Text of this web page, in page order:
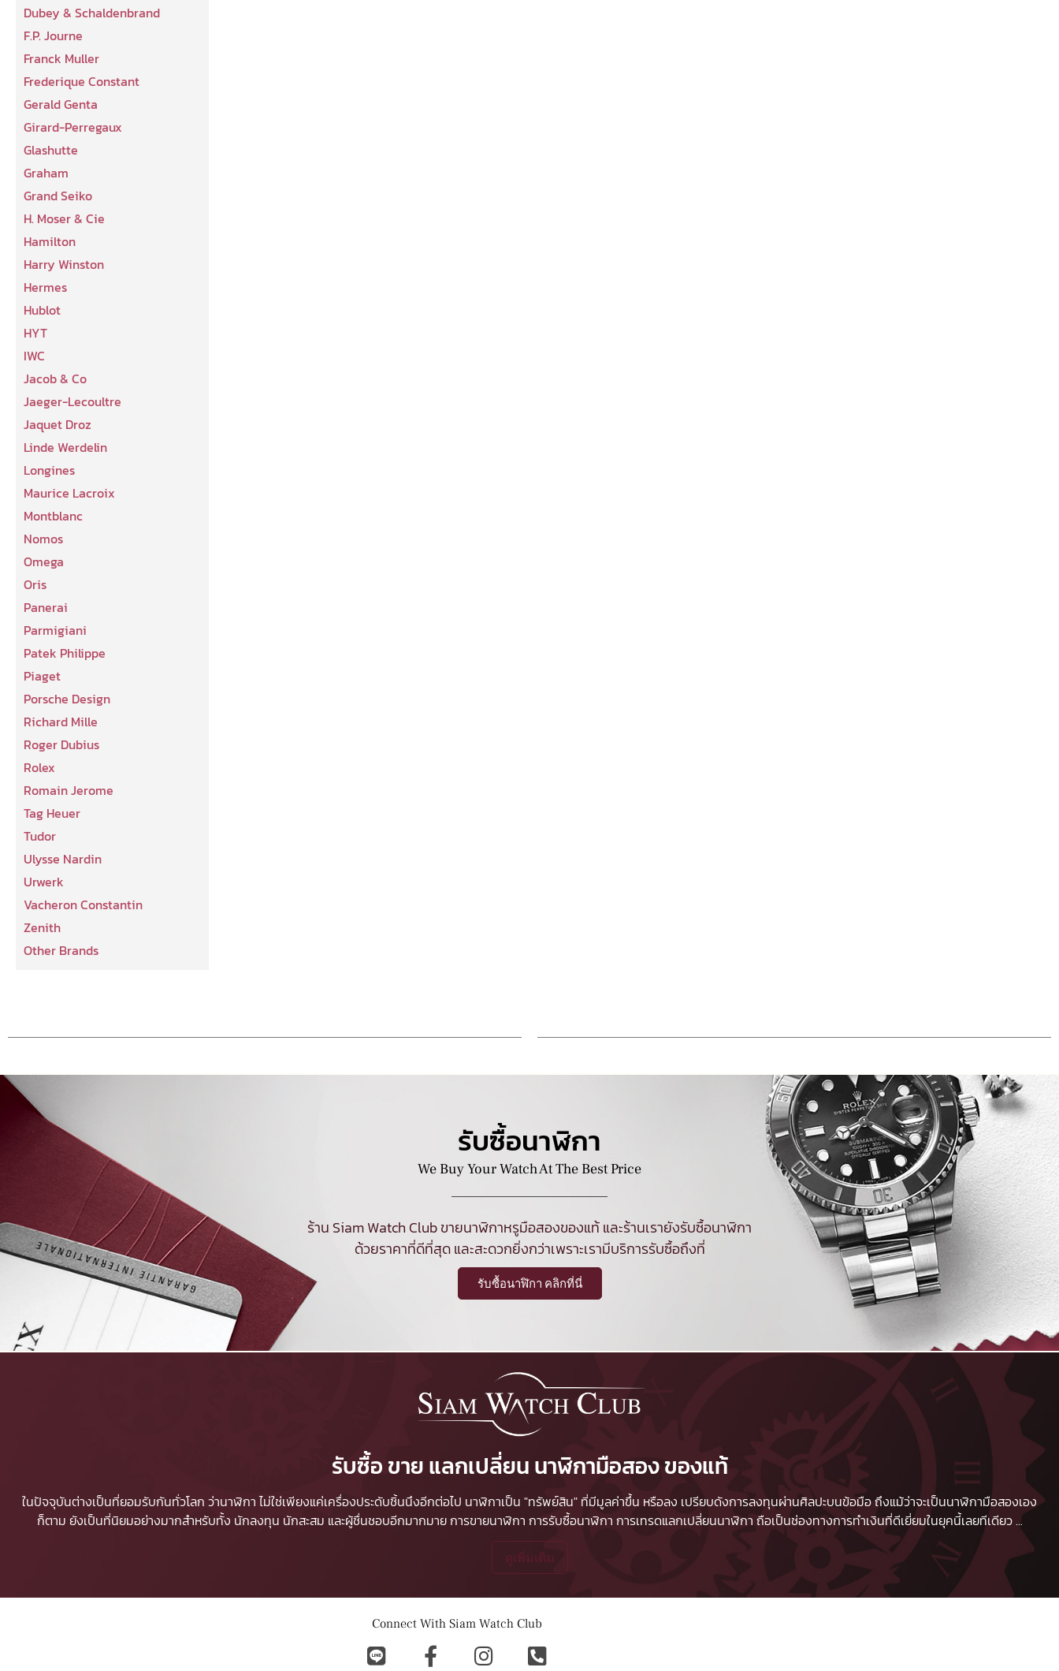
Dubey & Schaldenbrand
F.P. Journe
Franck Muller
Frederique Constant
Gerald Genta
Girard-Perregaux
Glashutte
Graham
Grand Seiko
H. Moser & Cie
Hamilton
Harry Winston
Hermes
Hublot
HYT
IWC
Jacob & Co
Jaeger-Lecoultre
Jaquet Droz
Linde Werdelin
Longines
Maurice Lacroix
Montblanc
Nomos
Omega
Oris
Panerai
Parmigiani
Patek Philippe
Piaget
Porsche Design
Richard Mille
Roger Dubius
Rolex
Romain Jerome
Tag Heuer
Tudor
Ulysse Nardin
Urwerk
Vacheron Constantin
Zenith
Other Brands
รับซื้อนาฬิกา
We Buy Your Watch At The Best Price
ร้าน Siam Watch Club ขายนาฬิกาหรูมือสองของแท้ และร้านเรายังรับซื้อนาฬิกา
ด้วยราคาที่ดีที่สุด และสะดวกยิ่งกว่าเพราะเรามีบริการรับซื้อถึงที่
รับซื้อนาฬิกา คลิกที่นี่
รับซื้อ ขาย แลกเปลี่ยน นาฬิกามือสอง ของแท้
ในปัจจุบันต่างเป็นที่ยอมรับกันทั่วโลก ว่านาฬิกา ไม่ใช่เพียงแค่เครื่องประดับชิ้นนึงอีกต่อไป นาฬิกาเป็น "ทรัพย์สิน" ที่มีมูลค่าขึ้น หรือลง เปรียบดังการลงทุนผ่านศิลปะบนข้อมือ ถึงแม้ว่าจะเป็นนาฬิกามือสองเอง
ก็ตาม ยังเป็นที่นิยมอย่างมากสำหรับทั้ง นักลงทุน นักสะสม และผู้ชื่นชอบอีกมากมายการขายนาฬิกา การรับซื้อนาฬิกา การเทรดแลกเปลี่ยนนาฬิกา ถือเป็นช่องทางการทำเงินที่ดีเยี่ยมในยุคนี้เลยทีเดียว...
ดูเพิ่มเติม
Connect With Siam Watch Club